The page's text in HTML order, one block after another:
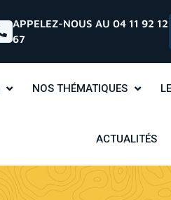
APPELEZ-NOUS AU 04 11 92 12
67
NOS THÉMATIQUES
ACTUALITÉS